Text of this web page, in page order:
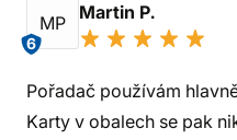
MP
6
Martin P.
Pořadač používám
Karty v obalech se pak